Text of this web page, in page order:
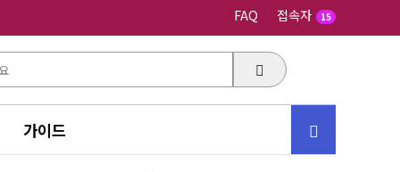
FAQ 접속자 15
가이드